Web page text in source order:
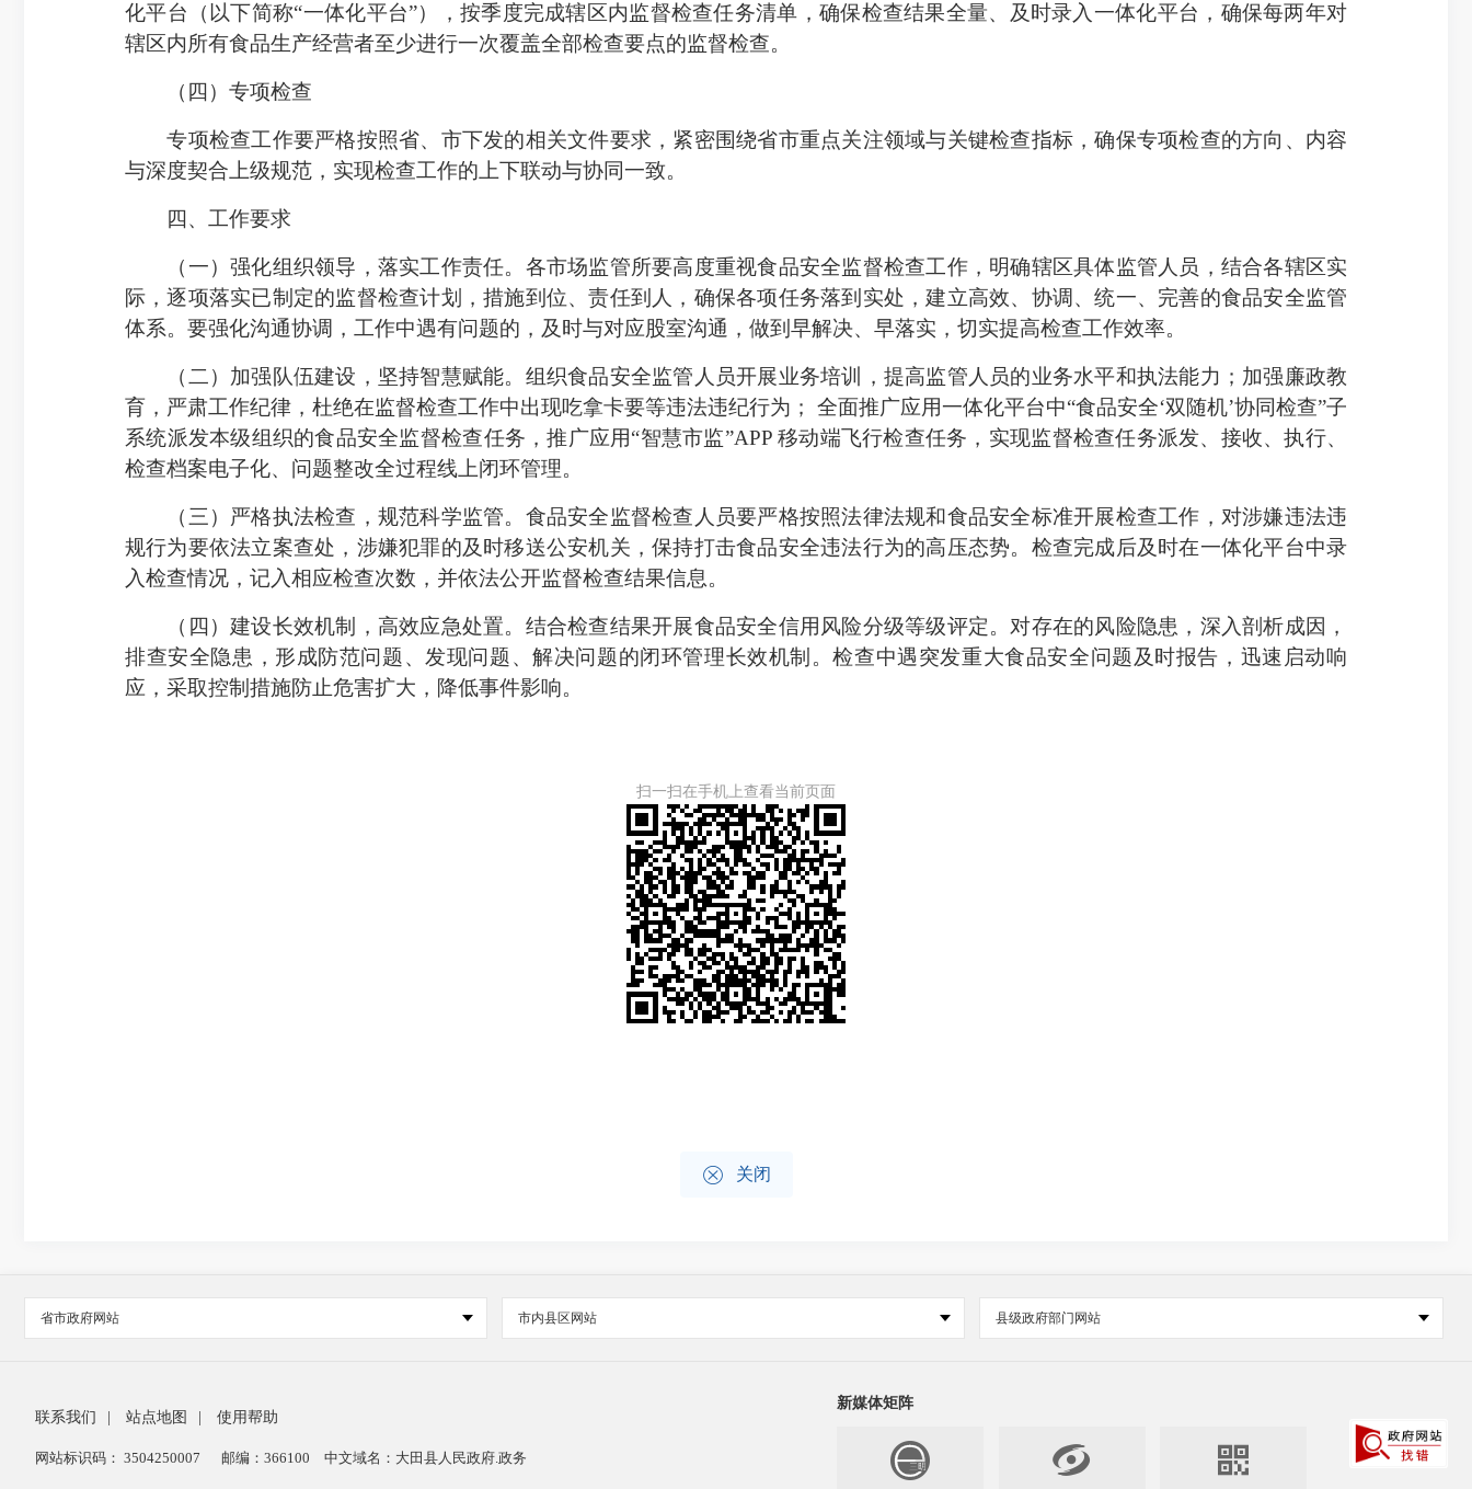
化平台（以下简称“一体化平台”），按季度完成辖区内监督检查任务清单，确保检查结果全量、及时录入一体化平台，确保每两年对
辖区内所有食品生产经营者至少进行一次覆盖全部检查要点的监督检查。
（四）专项检查
专项检查工作要严格按照省、市下发的相关文件要求，紧密围绕省市重点关注领域与关键检查指标，确保专项检查的方向、内容
与深度契合上级规范，实现检查工作的上下联动与协同一致。
四、工作要求
（一）强化组织领导，落实工作责任。各市场监管所要高度重视食品安全监督检查工作，明确辖区具体监管人员，结合各辖区实
际，逐项落实已制定的监督检查计划，措施到位、责任到人，确保各项任务落到实处，建立高效、协调、统一、完善的食品安全监管
体系。要强化沟通协调，工作中遇有问题的，及时与对应股室沟通，做到早解决、早落实，切实提高检查工作效率。
（二）加强队伍建设，坚持智慧赋能。组织食品安全监管人员开展业务培训，提高监管人员的业务水平和执法能力；加强廉政教
育，严肃工作纪律，杜绝在监督检查工作中出现吃拿卡要等违法违纪行为； 全面推广应用一体化平台中“食品安全‘双随机’协同检查”子
系统派发本级组织的食品安全监督检查任务，推广应用“智慧市监”APP 移动端飞行检查任务，实现监督检查任务派发、接收、执行、
检查档案电子化、问题整改全过程线上闭环管理。
（三）严格执法检查，规范科学监管。食品安全监督检查人员要严格按照法律法规和食品安全标准开展检查工作，对涉嫌违法违
规行为要依法立案查处，涉嫌犯罪的及时移送公安机关，保持打击食品安全违法行为的高压态势。检查完成后及时在一体化平台中录
入检查情况，记入相应检查次数，并依法公开监督检查结果信息。
（四）建设长效机制，高效应急处置。结合检查结果开展食品安全信用风险分级等级评定。对存在的风险隐患，深入剖析成因，
排查安全隐患，形成防范问题、发现问题、解决问题的闭环管理长效机制。检查中遇突发重大食品安全问题及时报告，迅速启动响
应，采取控制措施防止危害扩大，降低事件影响。
扫一扫在手机上查看当前页面
 关闭
省市政府网站 市内县区网站 县级政府部门网站
联系我们 站点地图 使用帮助
网站标识码： 3504250007 邮编：366100 中文域名：大田县人民政府.政务
新媒体矩阵
 